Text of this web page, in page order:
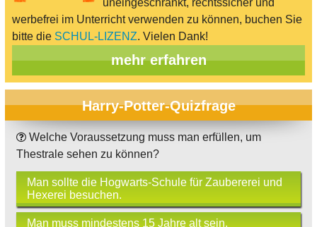
werbefrei im Unterricht verwenden zu können, buchen Sie
bitte die SCHUL-LIZENZ. Vielen Dank!
mehr erfahren
Harry-Potter-Quizfrage
Welche Voraussetzung muss man erfüllen, um
Thestrale sehen zu können?
Man sollte die Hogwarts-Schule für Zaubererei und
Hexerei besuchen.
Man muss mindestens 15 Jahre alt sein.